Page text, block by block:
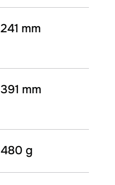
241 mm
391 mm
480 g